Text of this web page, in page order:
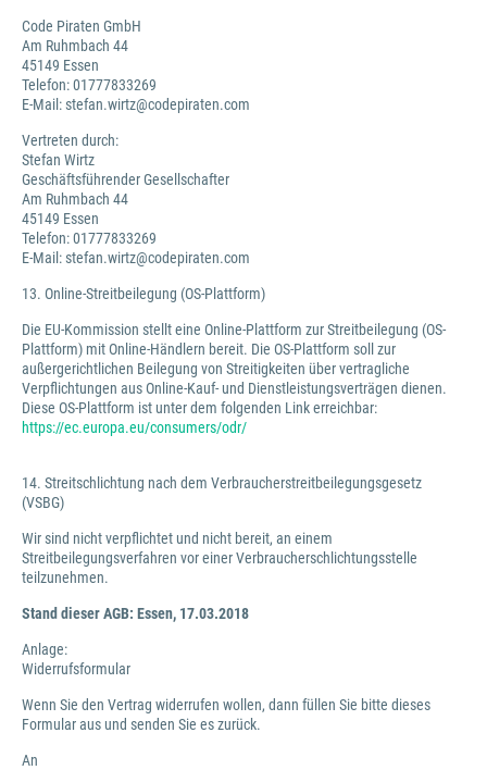
Code Piraten GmbH
Am Ruhmbach 44
45149 Essen
Telefon: 01777833269
E-Mail: stefan.wirtz@codepiraten.com
Vertreten durch:
Stefan Wirtz
Geschäftsführender Gesellschafter
Am Ruhmbach 44
45149 Essen
Telefon: 01777833269
E-Mail: stefan.wirtz@codepiraten.com
13. Online-Streitbeilegung (OS-Plattform)
Die EU-Kommission stellt eine Online-Plattform zur Streitbeilegung (OS-
Plattform) mit Online-Händlern bereit. Die OS-Plattform soll zur
außergerichtlichen Beilegung von Streitigkeiten über vertragliche
Verpflichtungen aus Online-Kauf- und Dienstleistungsverträgen dienen.
Diese OS-Plattform ist unter dem folgenden Link erreichbar:
https://ec.europa.eu/consumers/odr/
14. Streitschlichtung nach dem Verbraucherstreitbeilegungsgesetz
(VSBG)
Wir sind nicht verpflichtet und nicht bereit, an einem
Streitbeilegungsverfahren vor einer Verbraucherschlichtungsstelle
teilzunehmen.
Stand dieser AGB: Essen, 17.03.2018
Anlage:
Widerrufsformular
Wenn Sie den Vertrag widerrufen wollen, dann füllen Sie bitte dieses
Formular aus und senden Sie es zurück.
An